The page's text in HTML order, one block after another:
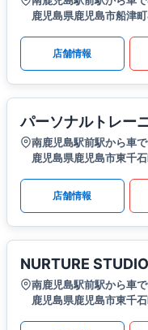
鹿児島県鹿児島市船津
店舗情報
パーソナルトレー
南鹿児島駅前駅から車
鹿児島県鹿児島市東千
店舗情報
NURTURE STUDIO
南鹿児島駅前駅から車
鹿児島県鹿児島市東千